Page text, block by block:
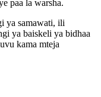
paa la warsha.
ya samawati, ili
ya baiskeli ya bidhaa
kama mteja